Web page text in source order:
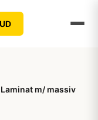
m/ massiv